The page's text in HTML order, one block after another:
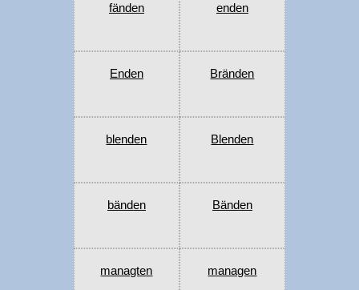
fänden enden
Enden Bränden
blenden Blenden
bänden Bänden
managten managen